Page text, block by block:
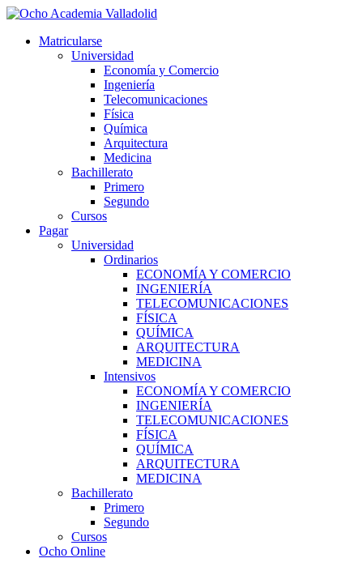
Ir
contenidoMatricularse
Universidad
Economía y Comercio
Ingeniería
Telecomunicaciones
Física
Química
Arquitectura
Medicina
Bachillerato
Primero
Segundo
Cursos
Pagar
Universidad
Ordinarios
ECONOMÍA Y COMERCIO
INGENIERÍA
TELECOMUNICACIONES
FÍSICA
QUÍMICA
ARQUITECTURA
MEDICINA
Intensivos
ECONOMÍA Y COMERCIO
INGENIERÍA
TELECOMUNICACIONES
FÍSICA
QUÍMICA
ARQUITECTURA
MEDICINA
Bachillerato
Primero
Segundo
Cursos
Ocho Online